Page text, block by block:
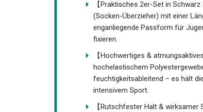
【Praktisches 2er-Set in
(Socken-Überzieher) mit einer
enganliegende Passform für
fixieren.
【Hochwertiges &
hochwertigem, hochelastischem
und feuchtigkeitsableitend – es
auch bei intensivem Sport.
【Rutschfester Halt &